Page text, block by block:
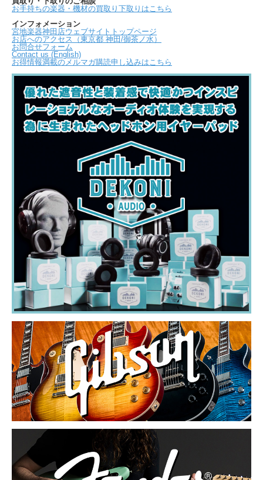
お手持ちの楽器・機材の買取り下取りはこちら
インフォメーション
宮地楽器神田店ウェブサイトトップページ
お店へのアクセス（東京都 神田/御茶ノ水）
お問合せフォーム
Contact us (English)
お得情報満載のメルマガ購読申し込みはこちら